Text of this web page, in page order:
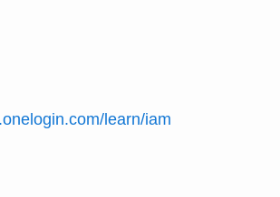
learn/iam